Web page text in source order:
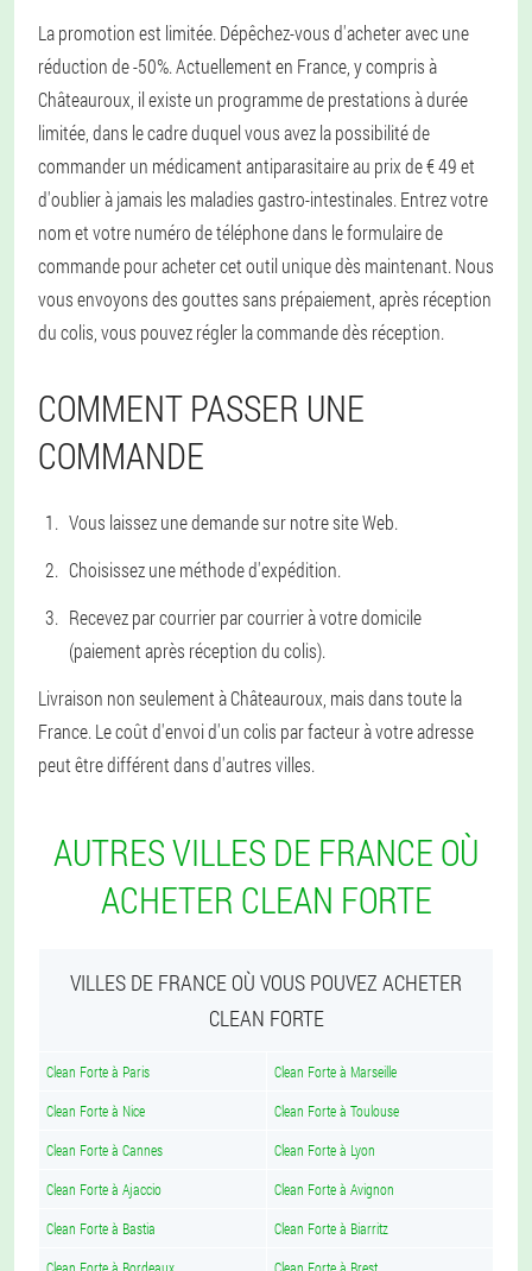
La promotion est limitée. Dépêchez-vous d'acheter avec une
réduction de -50%. Actuellement en France, y compris à
Châteauroux, il existe un programme de prestations à durée
limitée, dans le cadre duquel vous avez la possibilité de
commander un médicament antiparasitaire au prix de € 49 et
d'oublier à jamais les maladies gastro-intestinales. Entrez votre
nom et votre numéro de téléphone dans le formulaire de
commande pour acheter cet outil unique dès maintenant. Nous
vous envoyons des gouttes sans prépaiement, après réception
du colis, vous pouvez régler la commande dès réception.
COMMENT PASSER UNE
COMMANDE
Vous laissez une demande sur notre site Web.
Choisissez une méthode d'expédition.
Recevez par courrier par courrier à votre domicile
(paiement après réception du colis).
Livraison non seulement à Châteauroux, mais dans toute la
France. Le coût d'envoi d'un colis par facteur à votre adresse
peut être différent dans d'autres villes.
AUTRES VILLES DE FRANCE OÙ
ACHETER CLEAN FORTE
VILLES DE FRANCE OÙ VOUS POUVEZ ACHETER
CLEAN FORTE
Clean Forte à Paris Clean Forte à Marseille
Clean Forte à Nice Clean Forte à Toulouse
Clean Forte à Cannes Clean Forte à Lyon
Clean Forte à Ajaccio Clean Forte à Avignon
Clean Forte à Bastia Clean Forte à Biarritz